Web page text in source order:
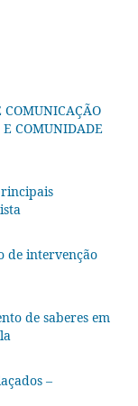
COMUNICAÇÃO
COMUNIDADE
de intervenção
de saberes em
–